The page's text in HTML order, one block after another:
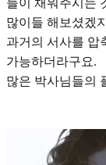
들이 채워주시는
많이들 해보셨겠
과거의 서사를 압
가능하더라구요.
많은 박사님들의